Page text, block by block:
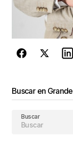
privacidad
de Google
Buscar en
Buscar